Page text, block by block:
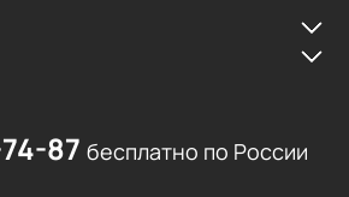
87 бесплатно по России